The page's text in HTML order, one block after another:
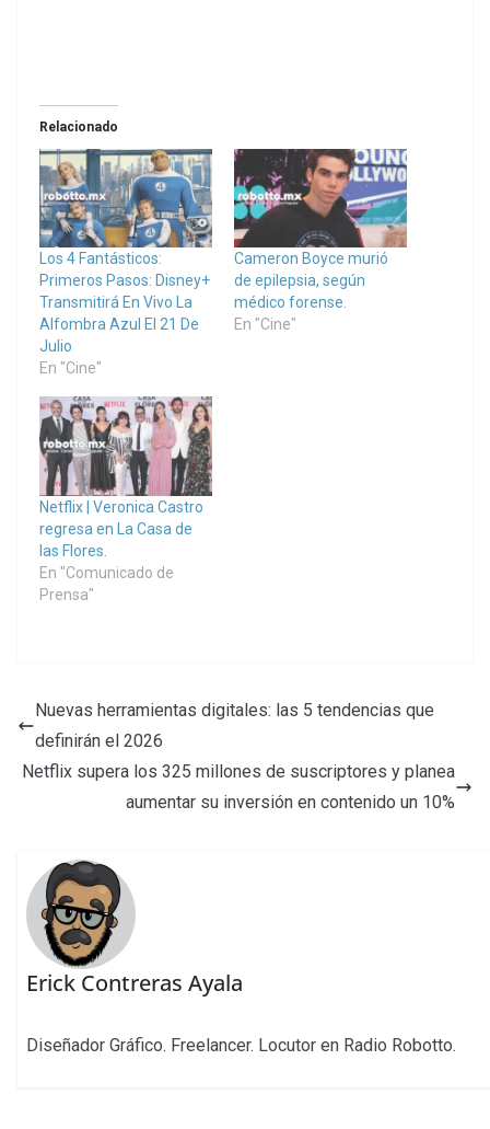
Relacionado
Los 4 Fantásticos:
Primeros Pasos: Disney+
Transmitirá En Vivo La
Alfombra Azul El 21 De
Julio
En "Cine"
Cameron Boyce murió
de epilepsia, según
médico forense.
En "Cine"
Netflix | Veronica Castro
regresa en La Casa de
las Flores.
En "Comunicado de
Prensa"
Nuevas herramientas digitales: las 5 tendencias que
definirán el 2026
Netflix supera los 325 millones de suscriptores y planea
aumentar su inversión en contenido un 10%
Erick Contreras Ayala
Diseñador Gráfico. Freelancer. Locutor en Radio Robotto.